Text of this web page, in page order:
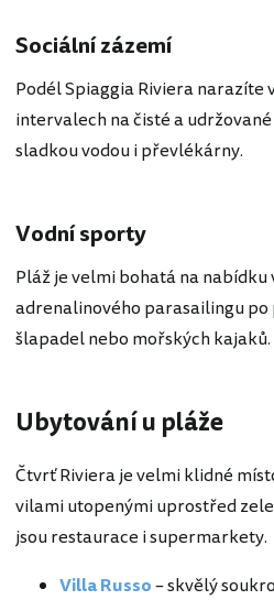
Sociální zázemí
Podél Spiaggia Riviera narazíte
intervalech na čisté a
sladkou vodou i převlékárny.
Vodní sporty
Pláž je velmi bohatá na
adrenalinového parasailingu
šlapadel nebo mořských kajaků.
Ubytování u pláže
Čtvrť Riviera je velmi klidné
vilami utopenými uprostřed
jsou restaurace i supermarkety.
Villa Russo– skvělý